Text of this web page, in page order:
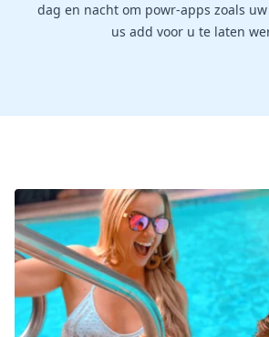
dag en nacht om powr-apps zoals
us add voor u te laten